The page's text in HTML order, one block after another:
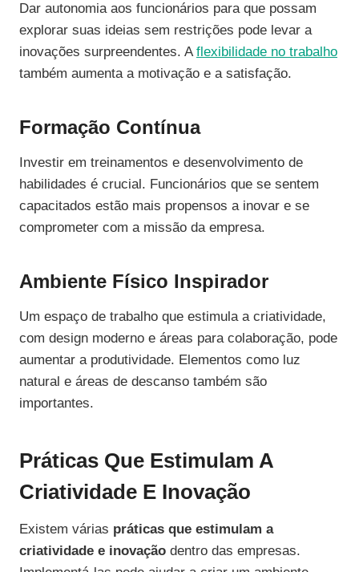
Dar autonomia aos funcionários para que possam
explorar suas ideias sem restrições pode levar a
inovações surpreendentes. Aflexibilidade no trabalho
também aumenta a motivação e a satisfação.
Formação Contínua
Investir em treinamentos e desenvolvimento de
habilidades é crucial. Funcionários que se sentem
capacitados estão mais propensos a inovar e se
comprometer com a missão da empresa.
Ambiente Físico Inspirador
Um espaço de trabalho que estimula a criatividade,
com design moderno e áreas para colaboração, pode
aumentar a produtividade. Elementos como luz
natural e áreas de descanso também são
importantes.
Práticas Que Estimulam A
Criatividade E Inovação
Existem várias práticas que estimulam a
criatividade e inovação dentro das empresas.